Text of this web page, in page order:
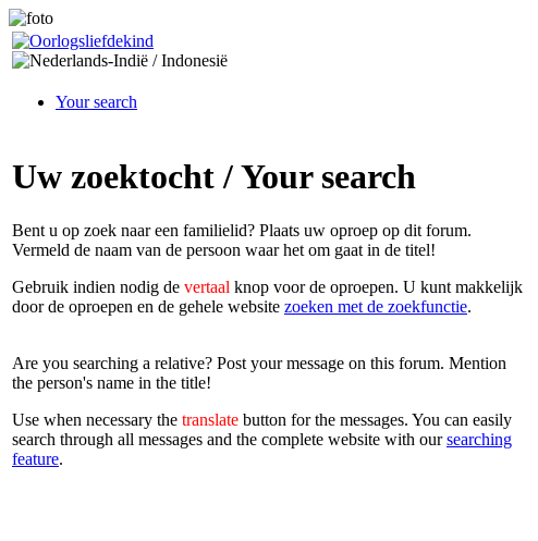
Your search
Uw zoektocht / Your search
Bent u op zoek naar een familielid? Plaats uw oproep op dit forum.
Vermeld de naam van de persoon waar het om gaat in de titel!
Gebruik indien nodig de vertaal knop voor de oproepen. U kunt makkelijk
door de oproepen en de gehele website zoeken met de zoekfunctie.
Are you searching a relative? Post your message on this forum. Mention
the person's name in the title!
Use when necessary the translate button for the messages. You can easily
search through all messages and the complete website with oursearching
feature.